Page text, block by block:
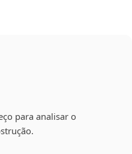
para analisar o